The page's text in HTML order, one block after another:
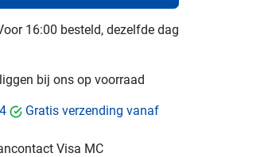
16:00 besteld, dezelfde dag
bij ons op voorraad
Gratis verzending vanaf
Visa MC